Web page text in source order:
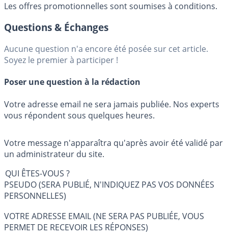
Les offres promotionnelles sont soumises à conditions.
Questions & Échanges
Aucune question n'a encore été posée sur cet article.
Soyez le premier à participer !
Poser une question à la rédaction
Votre adresse email ne sera jamais publiée. Nos experts
vous répondent sous quelques heures.
Votre message n'apparaîtra qu'après avoir été validé par
un administrateur du site.
QUI ÊTES-VOUS ?
PSEUDO (SERA PUBLIÉ, N'INDIQUEZ PAS VOS DONNÉES
PERSONNELLES)
VOTRE ADRESSE EMAIL (NE SERA PAS PUBLIÉE, VOUS
PERMET DE RECEVOIR LES RÉPONSES)